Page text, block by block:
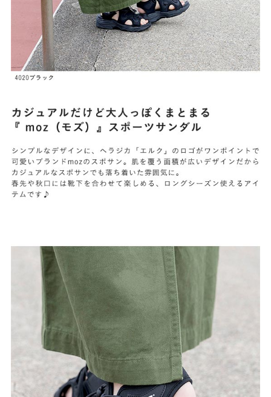
¥3,000～¥3,999以下 ¥4,000以上
新規会員登録
ご利用ガイド
よくあるご質問
靴の用語集
お問い合わせ
プライバシーポリシー